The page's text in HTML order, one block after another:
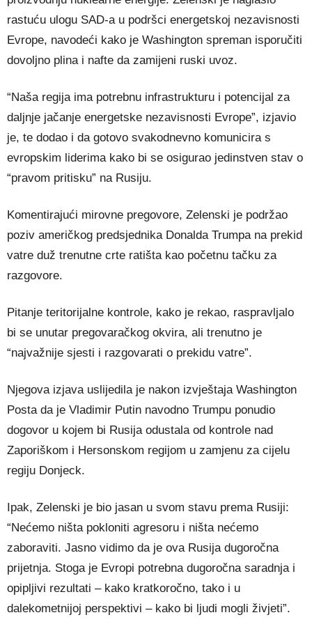
rastuću ulogu SAD-a u podršci energetskoj nezavisnosti
Evrope, navodeći kako je Washington spreman isporučiti
dovoljno plina i nafte da zamijeni ruski uvoz.
“Naša regija ima potrebnu infrastrukturu i potencijal za
daljnje jačanje energetske nezavisnosti Evrope”, izjavio
je, te dodao i da gotovo svakodnevno komunicira s
evropskim liderima kako bi se osigurao jedinstven stav o
“pravom pritisku” na Rusiju.
Komentirajući mirovne pregovore, Zelenski je podržao
poziv američkog predsjednika Donalda Trumpa na prekid
vatre duž trenutne crte ratišta kao početnu tačku za
razgovore.
Pitanje teritorijalne kontrole, kako je rekao, raspravljalo
bi se unutar pregovaračkog okvira, ali trenutno je
“najvažnije sjesti i razgovarati o prekidu vatre”.
Njegova izjava uslijedila je nakon izvještaja Washington
Posta da je Vladimir Putin navodno Trumpu ponudio
dogovor u kojem bi Rusija odustala od kontrole nad
Zaporiškom i Hersonskom regijom u zamjenu za cijelu
regiju Donjeck.
Ipak, Zelenski je bio jasan u svom stavu prema Rusiji:
“Nećemo ništa pokloniti agresoru i ništa nećemo
zaboraviti. Jasno vidimo da je ova Rusija dugoročna
prijetnja. Stoga je Evropi potrebna dugoročna saradnja i
opipljivi rezultati – kako kratkoročno, tako i u
dalekometnijoj perspektivi – kako bi ljudi mogli živjeti”.